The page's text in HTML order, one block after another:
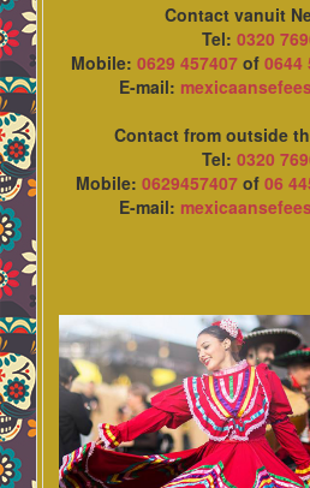
Contact vanuit
Tel: 0320
Mobile: 0629 457407 of 0644
E-mail:
Contact from outside
Tel: 0320
Mobile: 0629457407 of 06
E-mail: